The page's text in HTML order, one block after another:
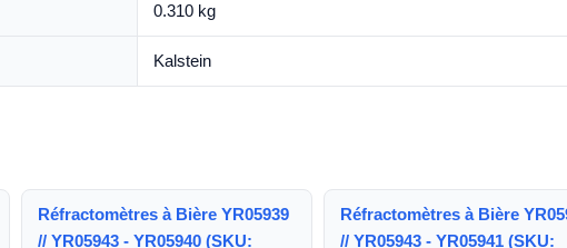
0.310 kg
Kalstein
Réfractomètres à Bière YR05939
// YR05943 - YR05940 (SKU:
Réfractomètres à Bière
// YR05943 - YR05941 (SKU: